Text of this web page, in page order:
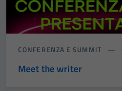
CONFERENZA E SUMMIT
Meet the writer